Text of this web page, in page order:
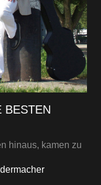
BESTEN
hinaus, kamen zu